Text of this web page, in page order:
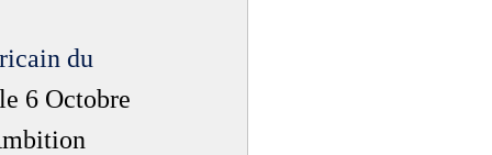
du
6 Octobre